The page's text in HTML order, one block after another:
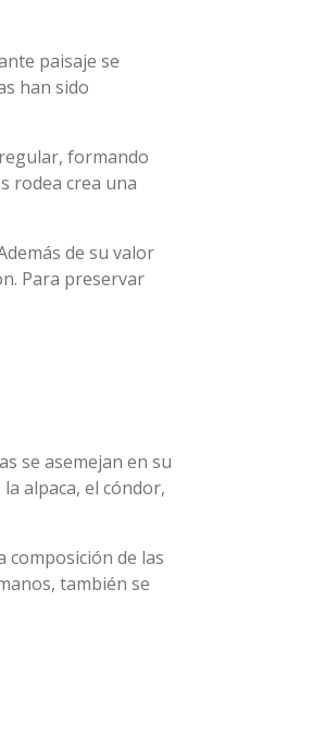
paisaje se
han sido
formando
rodea crea una
de su valor
Para preservar
se asemejan en su
alpaca, el cóndor,
composición de las
también se